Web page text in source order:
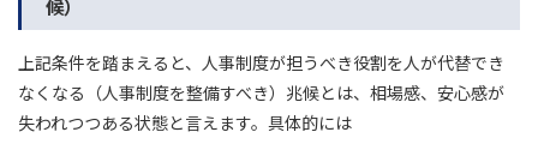
候）
上記条件を踏まえると、人事制度が担うべき役割を人が代替でき
なくなる（人事制度を整備すべき）兆候とは、相場感、安心感が
失われつつある状態と言えます。具体的には